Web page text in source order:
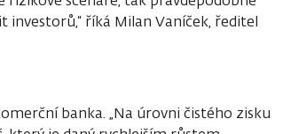
říká Milan Vaníček, ředitel
banka. „Na úrovni čistého zisku